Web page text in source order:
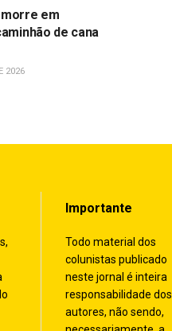
em
de cana
2026
Importante
Todo material dos
colunistas publicado
neste jornal é inteira
responsabilidade dos
autores, não sendo,